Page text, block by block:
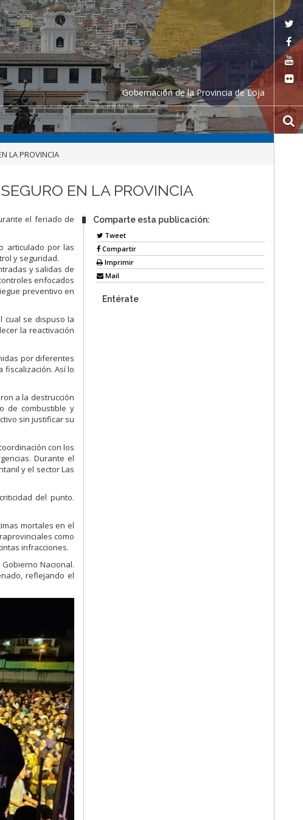
Gobernación de la Provincia de Loja
LA PROVINCIA
EN LA PROVINCIA
el feriado de
articulado por las
y seguridad.
y salidas de
enfocados
preventivo en
cual se dispuso la
la reactivación
por diferentes
fiscalización. Así lo
a la destrucción
de combustible y
sin justificar su
con los
Durante el
y el sector Las
del punto.
mortales en el
como
infracciones.
Nacional.
reflejando el
Comparte esta publicación:
Tweet
Compartir
Imprimir
Mail
Entérate